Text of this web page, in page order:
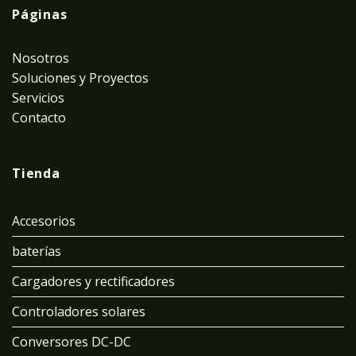
Páginas
Nosotros
Soluciones y Proyectos
Servicios
Contacto
Tienda
Accesorios
baterías
Cargadores y rectificadores
Controladores solares
Conversores DC-DC